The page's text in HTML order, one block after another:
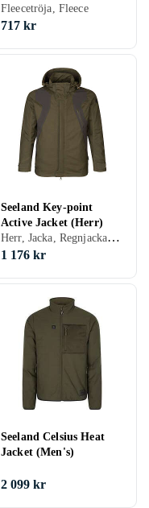
Fleecetröja, Fleece
717 kr
Seeland Key-point
Active Jacket (Herr)
Herr, Jacka, Regnjacka, Vår/höst, Bomull, Polyester, Polyuretan/PU
1 176 kr
Seeland Celsius Heat
Jacket (Men's)
2 099 kr